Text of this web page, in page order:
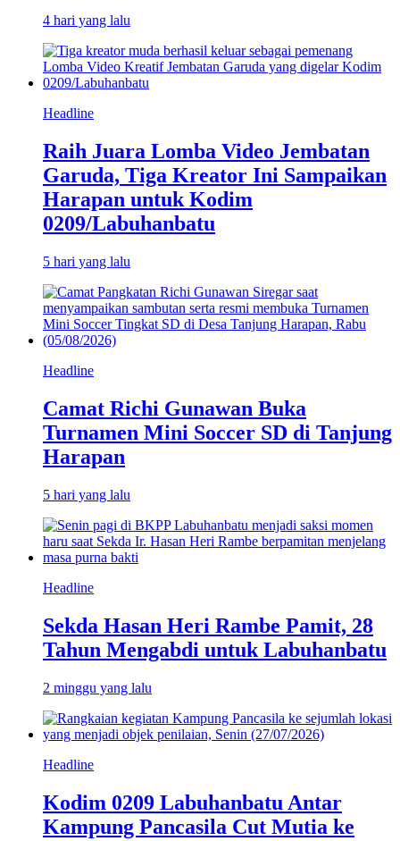
4 hari yang lalu
Headline
Raih Juara Lomba Video Jembatan
Garuda, Tiga Kreator Ini Sampaikan
Harapan untuk Kodim
0209/Labuhanbatu
5 hari yang lalu
Headline
Camat Richi Gunawan Buka
Turnamen Mini Soccer SD di Tanjung
Harapan
5 hari yang lalu
Headline
Sekda Hasan Heri Rambe Pamit, 28
Tahun Mengabdi untuk Labuhanbatu
2 minggu yang lalu
Headline
Kodim 0209 Labuhanbatu Antar
Kampung Pancasila Cut Mutia ke